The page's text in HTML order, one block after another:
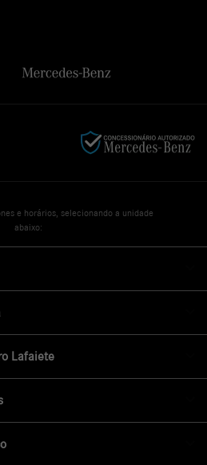
e horários, selecionando a unidade
abaixo:
Lafaiete